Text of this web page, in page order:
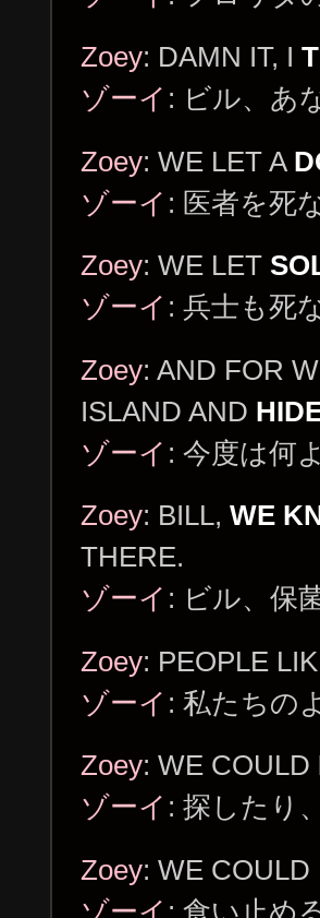
Zoey: DAMN IT, I
ゾーイ : ビル、あ
Zoey: WE LET A
ゾーイ : 医者を死
Zoey: WE LET
ゾーイ : 兵士も死
Zoey: AND FOR
ISLAND AND
ゾーイ : 今度は何
Zoey: BILL, WE
THERE.
ゾーイ : ビル、保
Zoey: PEOPLE
ゾーイ : 私たちの
Zoey: WE COULD
ゾーイ : 探したり
Zoey: WE
ゾーイ : 食い止め